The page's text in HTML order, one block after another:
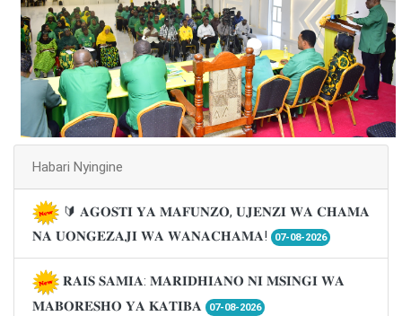
Habari Nyingine
🔰 𝐀𝐆𝐎𝐒𝐓𝐈 𝐘𝐀 𝐌𝐀𝐅𝐔𝐍𝐙𝐎, 𝐔𝐉𝐄𝐍𝐙𝐈 𝐖𝐀 𝐂𝐇𝐀𝐌𝐀
𝐍𝐀 𝐔𝐎𝐍𝐆𝐄𝐙𝐀𝐉𝐈 𝐖𝐀 𝐖𝐀𝐍𝐀𝐂𝐇𝐀𝐌𝐀!
07-08-2026
𝐑𝐀𝐈𝐒 𝐒𝐀𝐌𝐈𝐀: 𝐌𝐀𝐑𝐈𝐃𝐇𝐈𝐀𝐍𝐎 𝐍𝐈 𝐌𝐒𝐈𝐍𝐆𝐈 𝐖𝐀
𝐌𝐀𝐁𝐎𝐑𝐄𝐒𝐇𝐎 𝐘𝐀 𝐊𝐀𝐓𝐈𝐁𝐀
07-08-2026